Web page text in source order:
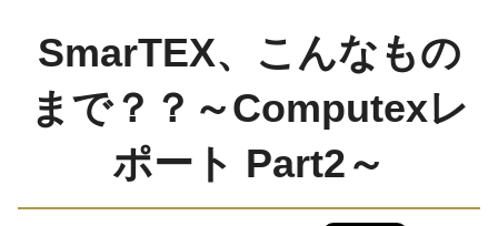
SmarTEX、こんなもの
まで？？～Computexレ
ポート Part2～